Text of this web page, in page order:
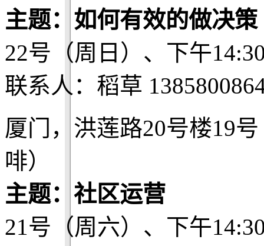
主题：如何有效的做决策
22号（周日）、下午
联系人：稻草
厦门，洪莲路20号楼19
啡）
主题：社区运营
21号（周六）、下午